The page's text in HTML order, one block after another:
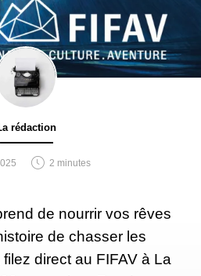
rédaction
2 minutes
de nourrir vos rêves
de chasser les
direct au FIFAV à La